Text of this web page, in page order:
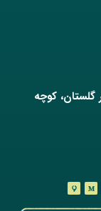
گلستان، کوچه